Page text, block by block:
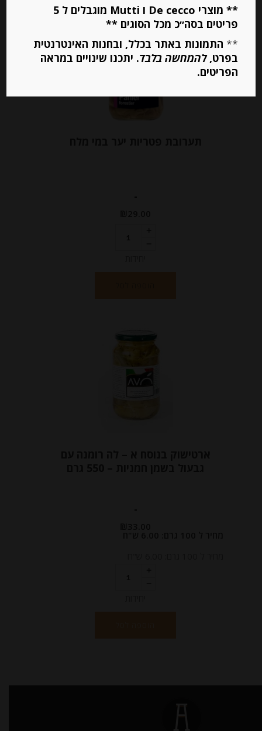
Out of
Stock
-
-
** מוצרי De cecco ו Mutti מוגבלים ל 5
פריטים בסה״כ מכל הסוגים **
** התמונות באתר בכלל, ובחנות האינטרנטית
בפרט,להמחשה בלבד. יתכנו שינויים במראה
הפריטים.